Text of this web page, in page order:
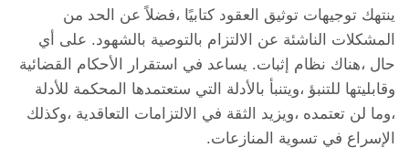
ينتهك توجيهات توثيق العقود كتابيًا ،فضلاً عن الحد من
المشكلات الناشئة عن الالتزام بالتوصية بالشهود. على أي
حال ،هناك نظام إثبات. يساعد في استقرار الأحكام القضائية
وقابليتها للتنبؤ ،ويتنبأ بالأدلة التي ستعتمدها المحكمة للأدلة
،وما لن تعتمده ،ويزيد الثقة في الالتزامات التعاقدية ،وكذلك
الإسراع في تسوية المنازعات.